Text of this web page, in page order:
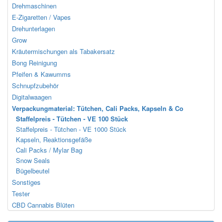
Drehmaschinen
E-Zigaretten / Vapes
Drehunterlagen
Grow
Kräutermischungen als Tabakersatz
Bong Reinigung
Pfeifen & Kawumms
Schnupfzubehör
Digitalwaagen
Verpackungmaterial: Tütchen, Cali Packs, Kapseln & Co
Staffelpreis - Tütchen - VE 100 Stück
Staffelpreis - Tütchen - VE 1000 Stück
Kapseln, Reaktionsgefäße
Cali Packs / Mylar Bag
Snow Seals
Bügelbeutel
Sonstiges
Tester
CBD Cannabis Blüten